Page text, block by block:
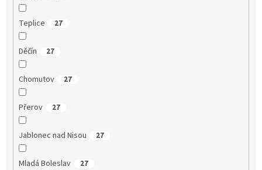
Teplice 27
Děčín 27
Chomutov 27
Přerov 27
Jablonec nad Nisou 27
Mladá Boleslav 27